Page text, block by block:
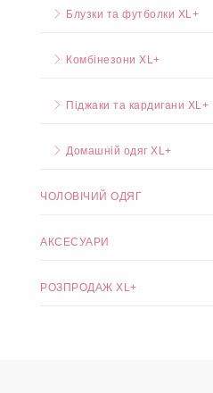
Блузки та футболки XL+
Комбінезони XL+
Піджаки та кардигани XL+
Домашній одяг XL+
ЧОЛОВІЧИЙ ОДЯГ
АКСЕСУАРИ
РОЗПРОДАЖ XL+